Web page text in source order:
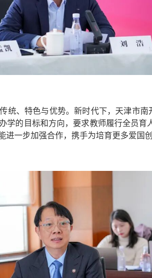
统、特色与优势。新时代下，天津市南
的目标和方向，要求教师履行全员育
一步加强合作，携手为培育更多爱国